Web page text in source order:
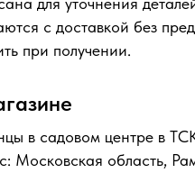
с доставкой без
при получении.
в садовом центре в
Московская область,